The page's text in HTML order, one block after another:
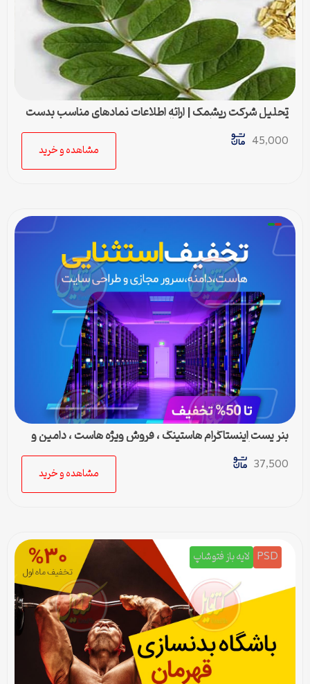
تحلیل شرکت ریشمک | ارائه اطلاعات نمادهای مناسب بدست
آمده با رویکرد تحیلی تکنیکال
45,000
مشاهده و خرید
بنر پست اینستاگرام هاستینگ ، فروش ویژه هاست ، دامین و
سرور مجازی
37,500
مشاهده و خرید
PSD لایه باز فتوشاپ